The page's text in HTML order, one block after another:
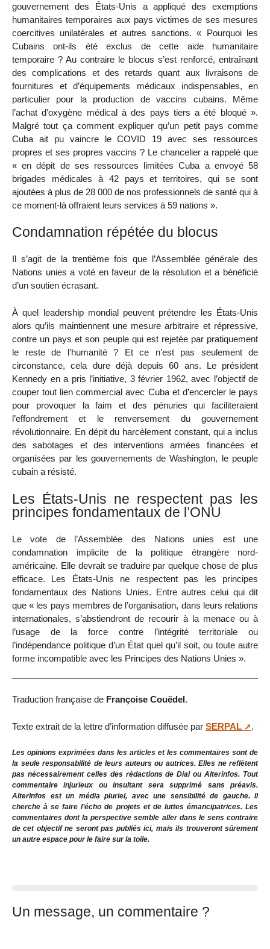
gouvernement des États-Unis a appliqué des exemptions
humanitaires temporaires aux pays victimes de ses mesures
coercitives unilatérales et autres sanctions. « Pourquoi les
Cubains ont-ils été exclus de cette aide humanitaire
temporaire ? Au contraire le blocus s’est renforcé, entraînant
des complications et des retards quant aux livraisons de
fournitures et d’équipements médicaux indispensables, en
particulier pour la production de vaccins cubains. Même
l’achat d’oxygène médical à des pays tiers a été bloqué ».
Malgré tout ça comment expliquer qu’un petit pays comme
Cuba ait pu vaincre le COVID 19 avec ses ressources
propres et ses propres vaccins ? Le chancelier a rappelé que
« en dépit de ses ressources limitées Cuba a envoyé 58
brigades médicales à 42 pays et territoires, qui se sont
ajoutées à plus de 28 000 de nos professionnels de santé qui à
ce moment-là offraient leurs services à 59 nations ».
Condamnation répétée du blocus
Il s’agit de la trentième fois que l’Assemblée générale des
Nations unies a voté en faveur de la résolution et a bénéficié
d’un soutien écrasant.
À quel leadership mondial peuvent prétendre les États-Unis
alors qu’ils maintiennent une mesure arbitraire et répressive,
contre un pays et son peuple qui est rejetée par pratiquement
le reste de l’humanité ? Et ce n’est pas seulement de
circonstance, cela dure déjà depuis 60 ans. Le président
Kennedy en a pris l’initiative, 3 février 1962, avec l’objectif de
couper tout lien commercial avec Cuba et d’encercler le pays
pour provoquer la faim et des pénuries qui faciliteraient
l’effondrement et le renversement du gouvernement
révolutionnaire. En dépit du harcèlement constant, qui a inclus
des sabotages et des interventions armées financées et
organisées par les gouvernements de Washington, le peuple
cubain a résisté.
Les États-Unis ne respectent pas les
principes fondamentaux de l’ONU
Le vote de l’Assemblée des Nations unies est une
condamnation implicite de la politique étrangère nord-
américaine. Elle devrait se traduire par quelque chose de plus
efficace. Les États-Unis ne respectent pas les principes
fondamentaux des Nations Unies. Entre autres celui qui dit
que « les pays membres de l’organisation, dans leurs relations
internationales, s’abstiendront de recourir à la menace ou à
l’usage de la force contre l’intégrité territoriale ou
l’indépendance politique d’un État quel qu’il soit, ou toute autre
forme incompatible avec les Principes des Nations Unies ».
Traduction française de Françoise Couëdel.
Texte extrait de la lettre d’information diffusée par SERPAL .
Les opinions exprimées dans les articles et les commentaires sont de
la seule responsabilité de leurs auteurs ou autrices. Elles ne reflètent
pas nécessairement celles des rédactions de Dial ou Alterinfos. Tout
commentaire injurieux ou insultant sera supprimé sans préavis.
AlterInfos est un média pluriel, avec une sensibilité de gauche. Il
cherche à se faire l’écho de projets et de luttes émancipatrices. Les
commentaires dont la perspective semble aller dans le sens contraire
de cet objectif ne seront pas publiés ici, mais ils trouveront sûrement
un autre espace pour le faire sur la toile.
Un message, un commentaire ?